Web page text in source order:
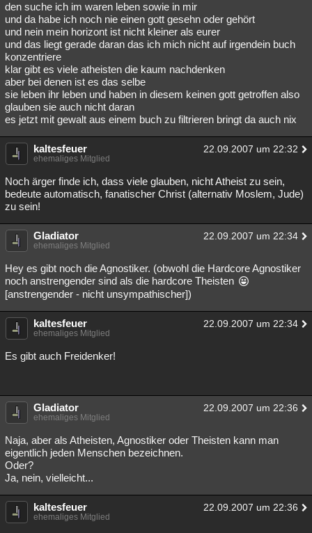
den suche ich im waren leben sowie in mir
und da habe ich noch nie einen gott gesehn oder gehört
und nein mein horizont ist nicht kleiner als eurer
und das liegt gerade daran das ich mich nicht auf irgendein buch
konzentriere
klar gibt es viele atheisten die kaum nachdenken
aber bei denen ist es das selbe
sie leben ihr leben und haben in diesem keinen gott getroffen also
glauben sie auch nicht daran
es jetzt mit gewalt aus einem buch zu filtrieren bringt da auch nix
kaltesfeuer 22.09.2007 um 22:32
ehemaliges Mitglied
Noch ärger finde ich, dass viele glauben, nicht Atheist zu sein,
bedeute automatisch, fanatischer Christ (alternativ Moslem, Jude)
zu sein!
Gladiator 22.09.2007 um 22:34
ehemaliges Mitglied
Hey es gibt noch die Agnostiker. (obwohl die Hardcore Agnostiker
noch anstrengender sind als die hardcore Theisten
[anstrengender - nicht unsympathischer])
kaltesfeuer 22.09.2007 um 22:34
ehemaliges Mitglied
Es gibt auch Freidenker!
Gladiator 22.09.2007 um 22:36
ehemaliges Mitglied
Naja, aber als Atheisten, Agnostiker oder Theisten kann man
eigentlich jeden Menschen bezeichnen.
Oder?
Ja, nein, vielleicht...
kaltesfeuer 22.09.2007 um 22:36
ehemaliges Mitglied